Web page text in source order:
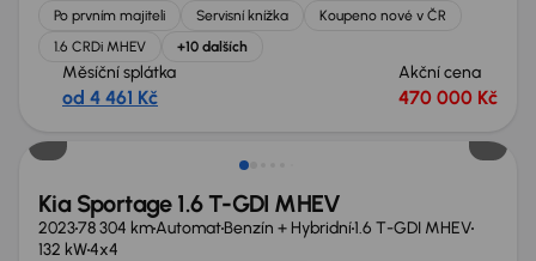
Po prvním majiteli Servisní knížka
Koupeno nové v ČR
1.6 CRDi MHEV
+10 dalších
Měsíční splátka
od 4 461 Kč
Akční cena
470 000 Kč
Nově v nabídce
Kia Sportage 1.6 T-GDI MHEV
202378 304 kmAutomatBenzín + Hybridní1.6 T-GDI MHEV
132 kW4x4